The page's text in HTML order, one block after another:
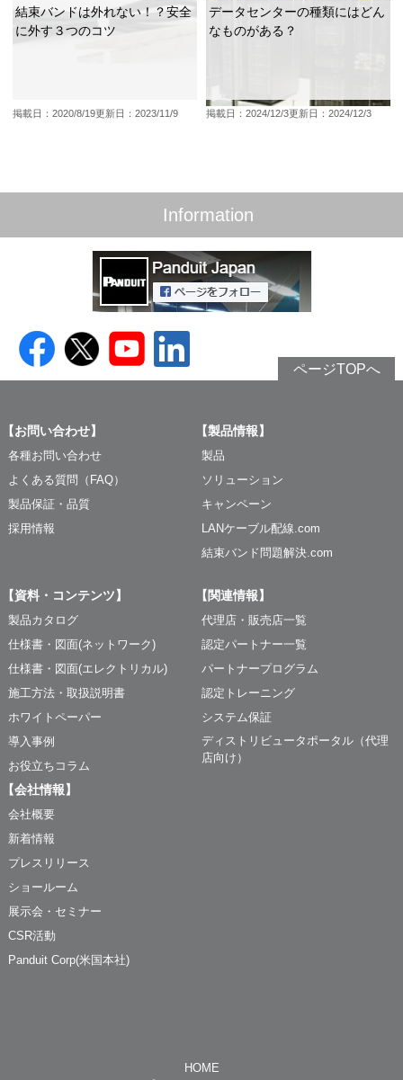
結束バンドは外れない！？安全
に外す３つのコツ
掲載日：2020/8/19更新日：2023/11/9
データセンターの種類にはどん
なものがある？
掲載日：2024/12/3更新日：2024/12/3
Information
ページTOPへ
【お問い合わせ】
各種お問い合わせ
よくある質問（FAQ）
製品保証・品質
採用情報
【製品情報】
製品
ソリューション
キャンペーン
LANケーブル配線.com
結束バンド問題解決.com
【資料・コンテンツ】
製品カタログ
仕様書・図面(ネットワーク)
仕様書・図面(エレクトリカル)
施工方法・取扱説明書
ホワイトペーパー
導入事例
お役立ちコラム
【関連情報】
代理店・販売店一覧
認定パートナー一覧
パートナープログラム
認定トレーニング
システム保証
ディストリビュータポータル（代理
店向け）
【会社情報】
会社概要
新着情報
プレスリリース
ショールーム
展示会・セミナー
CSR活動
Panduit Corp(米国本社)
HOME